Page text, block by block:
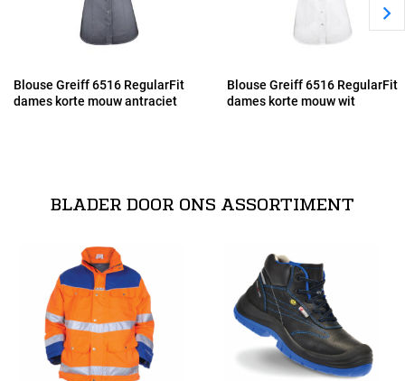
Blouse Greiff 6516 RegularFit
dames korte mouw antraciet
Blouse Greiff 6516 RegularFit
dames korte mouw wit
BLADER DOOR ONS ASSORTIMENT